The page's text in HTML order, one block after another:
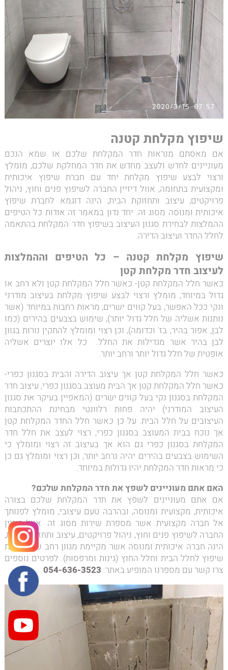
שיפוץ מקלחת קטנה
אם מאסתם מנראות חדר המקלחת שלכם או שמא הנכם
מעוניינים לחדש ולעצב מחדש את חדר המחלקת שלכם, מומלץ
ורצוי לבצע שיפוץ מקלחת יחד עם חברת שיפוץ איכותית
ומקצועית בתחומה, אוול דיזיין החברה לשיפוץ פנים וחוץ, ניהול
פרויקטים, עיצוב ותחזוקת הבית, הינה דוגמא לחברת שיפוץ
איכותית ומנוסה מסוג זה. יחד נדון במאמר זה אודות כל הטיפים
ההמלצות לבחירת סגנון העיצוב בשיפוץ חדר המקלחת בהתאמה
לחלל החדר ועיצוב הדירה.
שיפוץ מקלחת קטנה – כל הטיפים וההמלצות
לעיצוב חדר מקלחת קטן
כאשר חלל המקלחת קטן- כאשר חלל המקלחת קטן ולא רחב או
גדול במיוחד, מומלץ ורצוי לבצע שיפוץ מקלחת בעיצוב מודרני
ונקי ככל האפשר, בעל קווים ישרים, מראות רחבות במיוחד (אשר
נותנות אשליה של חלל גדול יותר), שימוש בצבעים בהירים (כמו
לבן, אפור בהיר, בז' וכדומה), וכן רצוי ומומלץ להתקין נורות בגוון
לבן בהיר אשר מגדילות את החלל. כל אלו יוצרים אשליה
אופטית של חלל גדול יותר ורחב יותר.
כאשר חלל המקלחת קטן אך עיצוב הדירה והבית בסגנון כפרי-
כאשר חלל המקלחת קטן אך הבית מעוצב בסגנון כפרי, עיצוב חדר
המקלחת בסגנון נקי בעל קווים ישרים (המאפיין בעיקר את סגנון
העיצוב המודרני) יהיה פחות רלוונטי מבחינת ההתכתבות
העיצובים על חלל הבית. על כן כאשר חלל החדר המקלחת קטן
אך נוכח בבית המעוצב בסגנון כפרי, רצוי לעצב את חלל חדר
המקלחת בסגנון כפרי גם הוא אך בעיצוב זה רצוי ומומלץ כי
השימוש בצבעים בהירים יהיה נרחב יותר, וכן רצוי ומומלץ גם כן
כי מראות חדר המקלחת יהיו גדולות במיוחד.
האם אתם מעוניינים לשפץ את חדר המקלחת שלכם?
אם אתם מעוניינים לשפץ את חדר המקלחת שלכם בצורה
איכותית, מקצועית ומנוסה, ובהרבה טעם עיצובי, מומלץ לפנותך
אל חברה מקצועית אשר מספרת שירות מסוג זה. אוול דיזיין
החברה לשיפוץ פנים וחוץ, ניהול פרויקטים, עיצוב ותחזוקת הבית,
הינה חברה איכותית ומנוסה אשר מקיימת מגוון רחב של עבודות
שיפוץ לחלל הבית וחלל החוץ (גינות ומרפסות). לפרטים נוספים
צרו קשר עם מספרנו המופיע באתר: 054-636-3523